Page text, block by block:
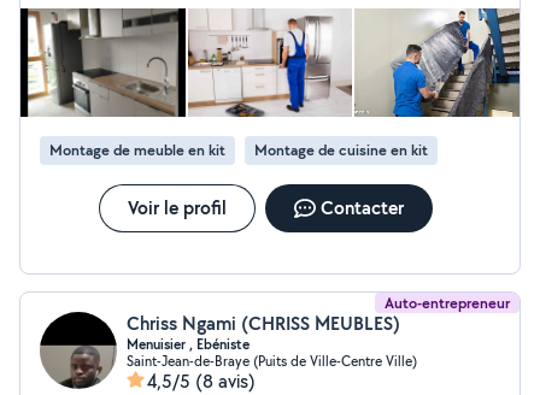
Montage de meuble en kit Montage de cuisine en kit
Voir le profil Contacter
Auto-entrepreneur
Chriss Ngami (CHRISS MEUBLES)
Menuisier , Ebéniste
Saint-Jean-de-Braye (Puits de Ville-Centre Ville)
4,5/5 (8 avis)